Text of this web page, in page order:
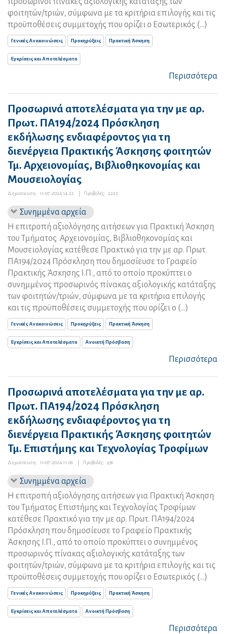
φοιτητών/τριών, σύμφωνα με τα κριτήρια επιλογής και τις
προϋποθέσεις συμμετοχής που ορίζει ο Εσωτερικός (...)
Γενικές Ανακοινώσεις Προκηρύξεις Πρακτική Άσκηση
Εγκρίσεις και Αποτελέσματα
Περισσότερα
Προσωρινά αποτελέσματα για την με αρ.
Πρωτ. ΠΑ194/2024 Πρόσκληση
εκδήλωσης ενδιαφέροντος για τη
διενέργεια Πρακτικής Άσκησης φοιτητών
Τμ. Αρχειονομίας, Βιβλιοθηκονομίας και
Μουσειολογίας
Δημοσίευση: 11-07-2024 14:22 Προβολές: 2222
Συνημμένα αρχεία
Η επιτροπή αξιολόγησης αιτήσεων για Πρακτική Άσκηση
του Τμήματος Αρχειονομίας, Βιβλιοθηκονομίας και
Μουσειολογίας κατέθεσε Πρακτικό για την με αρ. Πρωτ.
ΠΑ194/2024 Πρόσκληση που δημοσίευσε το Γραφείο
Πρακτικής Άσκησης Ι.Π., από το οποίο προκύπτει ο
συνημμένος προσωρινός πίνακας αξιολογικής κατάταξης
των φοιτητών/τριών, σύμφωνα με τα κριτήρια επιλογής
και τις προϋποθέσεις συμμετοχής που ορίζει ο (...)
Γενικές Ανακοινώσεις Προκηρύξεις Πρακτική Άσκηση
Εγκρίσεις και Αποτελέσματα Ανοικτή Πρόσβαση
Περισσότερα
Προσωρινά αποτελέσματα για την με αρ.
Πρωτ. ΠΑ194/2024 Πρόσκληση
εκδήλωσης ενδιαφέροντος για τη
διενέργεια Πρακτικής Άσκησης φοιτητών
Τμ. Επιστήμης και Τεχνολογίας Τροφίμων
Δημοσίευση: 11-07-2024 11:06 Προβολές: 936
Συνημμένα αρχεία
Η επιτροπή αξιολόγησης αιτήσεων για Πρακτική Άσκηση
του Τμήματος Επιστήμης και Τεχνολογίας Τροφίμων
κατέθεσε Πρακτικό για την με αρ. Πρωτ. ΠΑ194/2024
Πρόσκληση που δημοσίευσε το Γραφείο Πρακτικής
Άσκησης Ι.Π., από το οποίο προκύπτει ο συνημμένος
προσωρινός πίνακας αξιολογικής κατάταξης των
φοιτητών/τριών, σύμφωνα με τα κριτήρια επιλογής και τις
προϋποθέσεις συμμετοχής που ορίζει ο Εσωτερικός (...)
Γενικές Ανακοινώσεις Προκηρύξεις Πρακτική Άσκηση
Εγκρίσεις και Αποτελέσματα Ανοικτή Πρόσβαση
Περισσότερα